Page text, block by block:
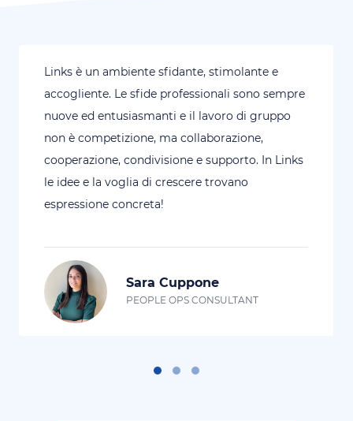
Links è un ambiente sfidante, stimolante e
accogliente. Le sfide professionali sono sempre
nuove ed entusiasmanti e il lavoro di gruppo
non è competizione, ma collaborazione,
cooperazione, condivisione e supporto. In Links
le idee e la voglia di crescere trovano
espressione concreta!
Sara Cuppone
PEOPLE OPS CONSULTANT